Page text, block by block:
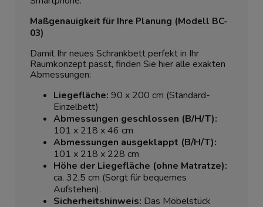
Maßgenauigkeit für Ihre Planung (Modell BC-
03)
Damit Ihr neues Schrankbett perfekt in Ihr
Raumkonzept passt, finden Sie hier alle exakten
Abmessungen:
Liegefläche: 90 x 200 cm (Standard-
Einzelbett)
Abmessungen geschlossen (B/H/T):
101 x 218 x 46 cm
Abmessungen ausgeklappt (B/H/T):
101 x 218 x 228 cm
Höhe der Liegefläche (ohne Matratze):
ca. 32,5 cm (Sorgt für bequemes
Aufstehen).
Sicherheitshinweis: Das Möbelstück